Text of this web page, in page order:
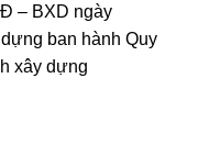
– BXD ngày
ban hành Quy
xây dựng